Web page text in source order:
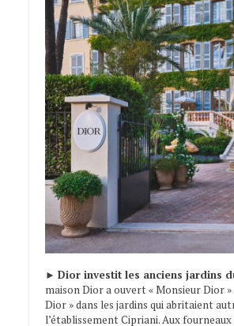
► Dior investit les anciens jardins
maison Dior a ouvert « Monsieur Dior »
Dior » dans les jardins qui abritaient
l’établissement Cipriani. Aux